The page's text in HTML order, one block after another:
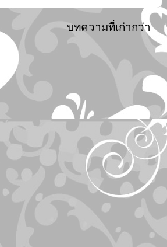
บทความที่เก่ากว่า